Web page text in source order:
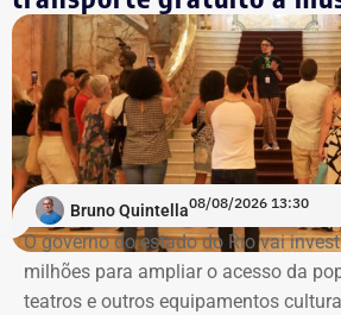
Bruno Quintella08/08/2026 13:30
O governo do estado do Rio vai
milhões para ampliar o acesso da
teatros e outros equipamentos